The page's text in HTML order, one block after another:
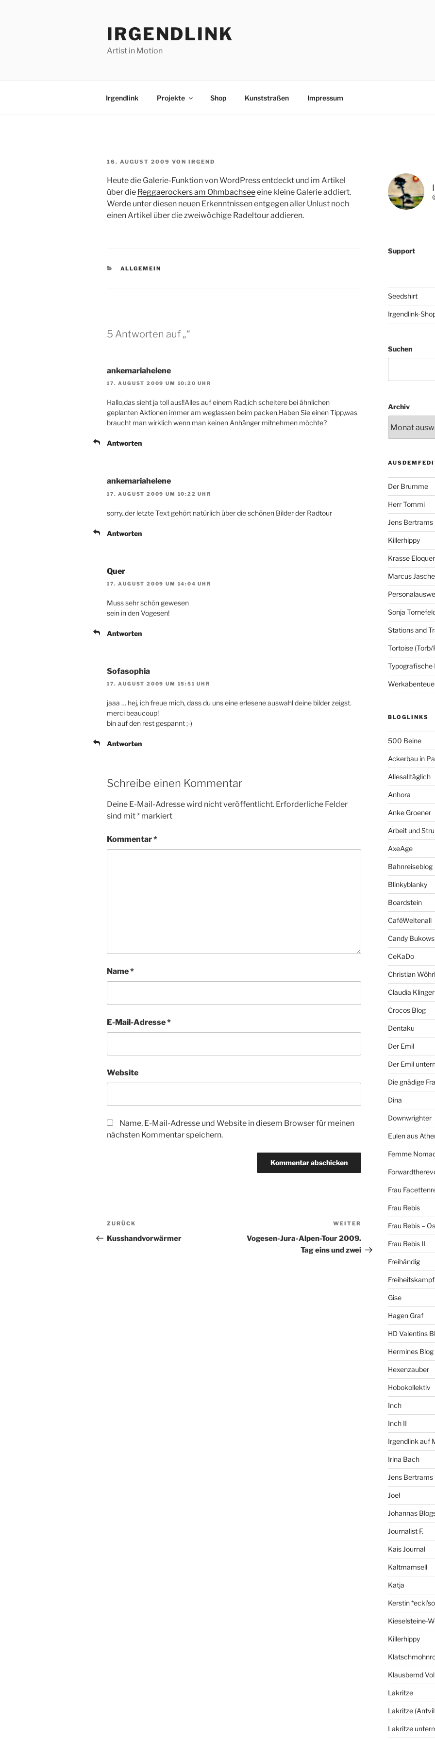
IRGENDLINK
Artist in Motion
Irgendlink Projekte Shop Kunststraßen Impressum
VERÖFFENTLICHT
16. AUGUST 2009 VON IRGEND
Heute die Galerie-Funktion von WordPress entdeckt und im Artikel
über die Reggaerockers am Ohmbachseeeine kleine Galerie addiert.
Werde unter diesen neuen Erkenntnissen entgegen aller Unlust noch
einen Artikel über die zweiwöchige Radeltour addieren.
KATEGORIEN
ALLGEMEIN
5 Antworten auf „“
ankemariahelene
17. AUGUST 2009 UM 10:20 UHR
Hallo,das sieht ja toll aus!!Alles auf einem Rad,ich scheitere bei ähnlichen
geplanten Aktionen immer am weglassen beim packen.Haben Sie einen Tipp,was
braucht man wirklich wenn man keinen Anhänger mitnehmen möchte?
Antworten
ankemariahelene
17. AUGUST 2009 UM 10:22 UHR
sorry..der letzte Text gehört natürlich über die schönen Bilder der Radtour
Antworten
Quer
17. AUGUST 2009 UM 14:04 UHR
Muss sehr schön gewesen
sein in den Vogesen!
Antworten
Sofasophia
17. AUGUST 2009 UM 15:51 UHR
jaaa … hej, ich freue mich, dass du uns eine erlesene auswahl deine bilder zeigst.
merci beaucoup!
bin auf den rest gespannt ;-)
Antworten
Schreibe einen Kommentar
Deine E-Mail-Adresse wird nicht veröffentlicht. Erforderliche Felder
sind mit* markiert
Kommentar*
Name*
E-Mail-Adresse*
Website
Name, E-Mail-Adresse und Website in diesem Browser für meinen
nächsten Kommentar speichern.
Beitragsnavigation
Vorheriger
Beitrag
ZURÜCK
Kusshandvorwärmer
Nächster
Beitrag
WEITER
Vogesen-Jura-Alpen-Tour 2009.
Tag eins und zwei
Support
Seedshirt
Irgendlink-
Suchen
Archiv
Der Brumme
Herr Tommi
Jens Bertrams
Killerhippy
Krasse
Marcus
Sonja
Stations and
Tortoise (Torb/
Typografische
BLOGLINKS
500 Beine
Ackerbau in
Allesalltäglich
Anhora
Anke Groener
Arbeit und
AxeAge
Bahnreiseblog
Blinkyblanky
Boardstein
CaféWeltenall
Candy
CeKaDo
Christian Wöhrl
Claudia Klinger
Crocos Blog
Dentaku
Der Emil
Der Emil
Die gnädige
Dina
Downwrighter
Eulen aus
Femme
Frau
Frau Rebis
Frau Rebis –
Frau Rebis II
Freihändig
Freiheitskampf
Gise
Hagen Graf
HD Valentins
Hermines Blog
Hexenzauber
Hobokollektiv
Inch
Inch II
Irgendlink auf
Irina Bach
Jens Bertrams
Joel
Johannas
Journalist F.
Kais Journal
Kaltmamsell
Katja
Kerstin
Kieselsteine-
Killerhippy
Klausbernd
Lakritze
Lakritze
Lakritze